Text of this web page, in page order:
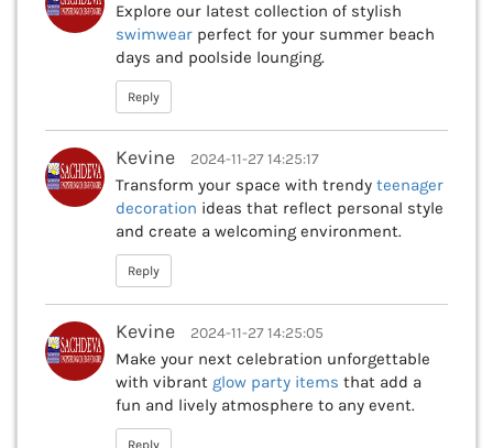
Explore our latest collection of stylish
swimwear perfect for your summer beach
days and poolside lounging.
Reply
Kevine 2024-11-27 14:25:17
Transform your space with trendy teenager
decoration ideas that reflect personal style
and create a welcoming environment.
Reply
Kevine 2024-11-27 14:25:05
Make your next celebration unforgettable
with vibrant glow party items that add a
fun and lively atmosphere to any event.